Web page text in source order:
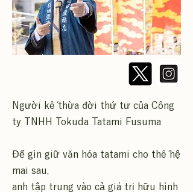
Người kế thừa đời thứ tư của Công
ty TNHH Tokuda Tatami Fusuma
Để gìn giữ văn hóa tatami cho thế hệ
mai sau,
anh tập trung vào cả giá trị hữu hình